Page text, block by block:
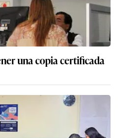
una copia certificada